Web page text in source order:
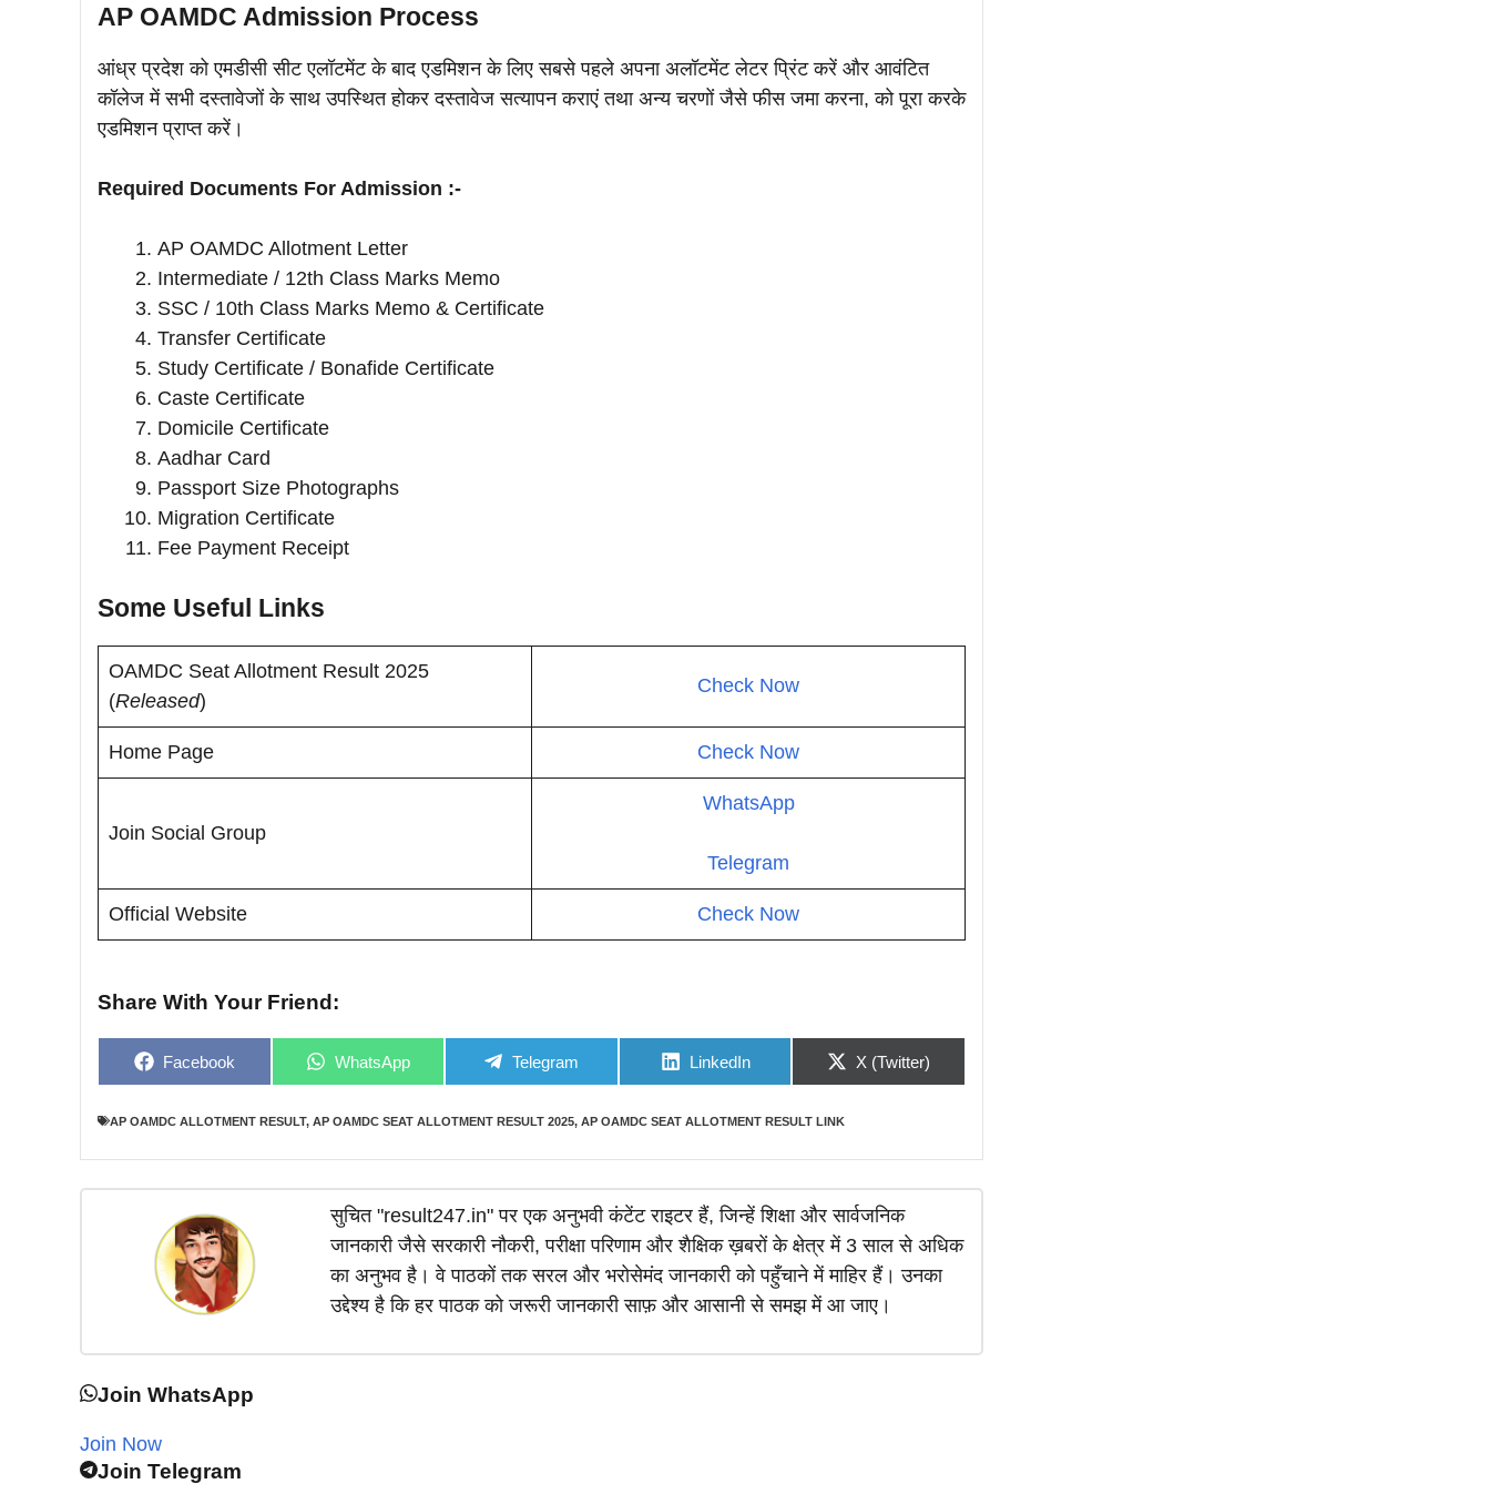
AP OAMDC Admission Process
आंध्र प्रदेश को एमडीसी सीट एलॉटमेंट के बाद एडमिशन के लिए सबसे पहले अपना अलॉटमेंट लेटर प्रिंट करें और आवंटित
कॉलेज में सभी दस्तावेजों के साथ उपस्थित होकर दस्तावेज सत्यापन कराएं तथा अन्य चरणों जैसे फीस जमा करना, को पूरा करके
एडमिशन प्राप्त करें।
Required Documents For Admission :-
AP OAMDC Allotment Letter
Intermediate / 12th Class Marks Memo
SSC / 10th Class Marks Memo & Certificate
Transfer Certificate
Study Certificate / Bonafide Certificate
Caste Certificate
Domicile Certificate
Aadhar Card
Passport Size Photographs
Migration Certificate
Fee Payment Receipt
Some Useful Links
OAMDC Seat Allotment Result 2025
(Released)
Check Now
Home Page Check Now
Join Social Group
WhatsApp
Telegram
Official Website Check Now
Share With Your Friend:
Share
Facebook
Share
WhatsApp
Share
Telegram
Share
LinkedIn
Share
X (Twitter)
AP OAMDC ALLOTMENT RESULT, AP OAMDC SEAT ALLOTMENT RESULT 2025, AP OAMDC SEAT ALLOTMENT RESULT LINK
सुचित "result247.in" पर एक अनुभवी कंटेंट राइटर हैं, जिन्हें शिक्षा और सार्वजनिक
जानकारी जैसे सरकारी नौकरी, परीक्षा परिणाम और शैक्षिक ख़बरों के क्षेत्र में 3 साल से अधिक
का अनुभव है। वे पाठकों तक सरल और भरोसेमंद जानकारी को पहुँचाने में माहिर हैं। उनका
उद्देश्य है कि हर पाठक को जरूरी जानकारी साफ़ और आसानी से समझ में आ जाए।
Join WhatsApp
Join Now
Join Telegram